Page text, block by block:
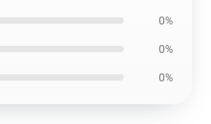
0%
0%
0%